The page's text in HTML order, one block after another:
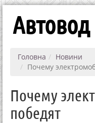
Автовод
Головна
Новини
Почему
Почему
победят